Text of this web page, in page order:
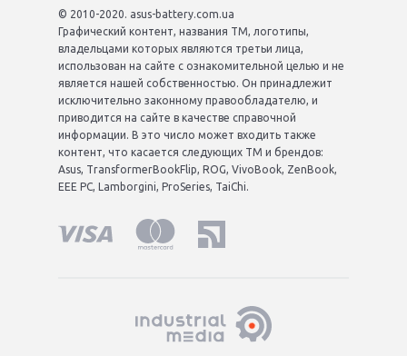
© 2010-2020. asus-battery.com.ua
Графический контент, названия ТМ, логотипы,
владельцами которых являются третьи лица,
использован на сайте с ознакомительной целью и не
является нашей собственностью. Он принадлежит
исключительно законному правообладателю, и
приводится на сайте в качестве справочной
информации. В это число может входить также
контент, что касается следующих ТМ и брендов:
Asus, TransformerBookFlip, ROG, VivoBook, ZenBook,
EEE PC, Lamborgini, ProSeries, TaiChi.